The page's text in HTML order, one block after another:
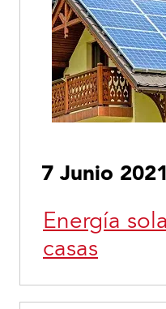
7 Junio 2021
Energía
casas